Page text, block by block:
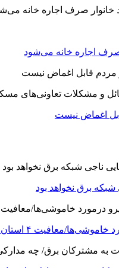
و مشکلات تعاونی‌های
اغماض نیست
شبکه برق نخواهد بود
استان جنوبی درگیر جنگ از قطعی برق